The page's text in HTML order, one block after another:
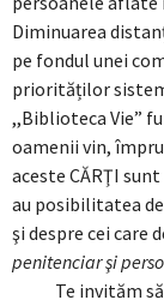
Diminuarea
pe fondul unei
priorităților
,,Biblioteca Vie”
oamenii vin,
aceste CĂRŢI
au posibilitatea
şi despre cei care
penitenciar şi
Te invităm să